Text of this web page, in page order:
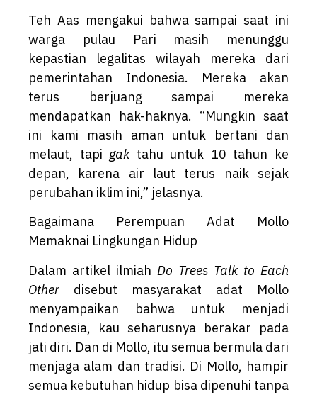
Teh Aas mengakui bahwa sampai saat ini
warga pulau Pari masih menunggu
kepastian legalitas wilayah mereka dari
pemerintahan Indonesia. Mereka akan
terus berjuang sampai mereka
mendapatkan hak-haknya. “Mungkin saat
ini kami masih aman untuk bertani dan
melaut, tapigaktahu untuk 10 tahun ke
depan, karena air laut terus naik sejak
perubahan iklim ini,” jelasnya.
Bagaimana Perempuan Adat Mollo
Memaknai Lingkungan Hidup
Dalam artikel ilmiah Do Trees Talk to Each
Other disebut masyarakat adat Mollo
menyampaikan bahwa untuk menjadi
Indonesia, kau seharusnya berakar pada
jati diri. Dan di Mollo, itu semua bermula dari
menjaga alam dan tradisi. Di Mollo, hampir
semua kebutuhan hidup bisa dipenuhi tanpa